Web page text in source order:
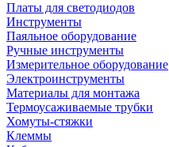
Платы для светодиодов
Инструменты
Паяльное оборудование
Ручные инструменты
Измерительное оборудование
Электроинструменты
Материалы для монтажа
Термоусаживаемые трубки
Хомуты-стяжки
Клеммы